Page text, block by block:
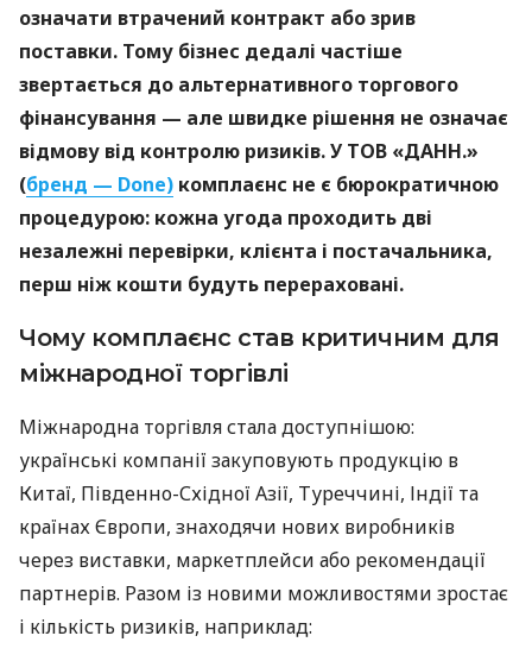
означати втрачений контракт або зрив
поставки. Тому бізнес дедалі частіше
звертається до альтернативного торгового
фінансування — але швидке рішення не означає
відмову від контролю ризиків. У ТОВ «ДАНН.»
(бренд — Done) комплаєнс не є бюрократичною
процедурою: кожна угода проходить дві
незалежні перевірки, клієнта і постачальника,
перш ніж кошти будуть перераховані.
Чому комплаєнс став критичним для
міжнародної торгівлі
Міжнародна торгівля стала доступнішою:
українські компанії закуповують продукцію в
Китаї, Південно-Східної Азії, Туреччині, Індії та
країнах Європи, знаходячи нових виробників
через виставки, маркетплейси або рекомендації
партнерів. Разом із новими можливостями зростає
і кількість ризиків, наприклад: